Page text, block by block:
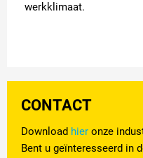
werkklimaat.
CONTACT
Download hier onze
Bent u geïnteresseerd in